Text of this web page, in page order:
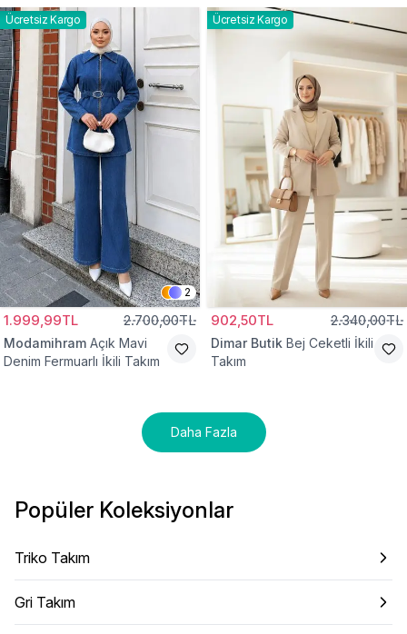
Ücretsiz Kargo
2
1.999,99TL 2.700,00TL
Modamihram Açık Mavi
Denim Fermuarlı İkili Takım
Ücretsiz Kargo
902,50TL 2.340,00TL
Dimar Butik Bej Ceketli İkili
Takım
Daha Fazla
Popüler Koleksiyonlar
Triko Takım
Gri Takım